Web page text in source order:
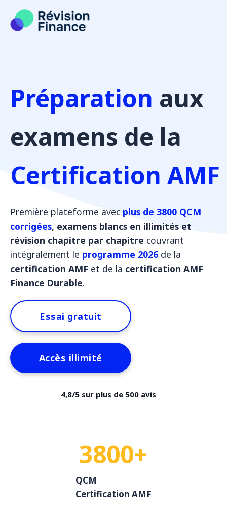
contenu
Préparation aux
examens de la
Certification AMF
Première plateforme avec plus de 3800 QCM
corrigées, examens blancs en illimités et
révision chapitre par chapitre couvrant
intégralement le programme 2026 de la
certification AMF et de la certification AMF
Finance Durable.
Essai gratuit
Accès illimité
4,8/5 sur plus de 500 avis
3800+
QCM
Certification AMF